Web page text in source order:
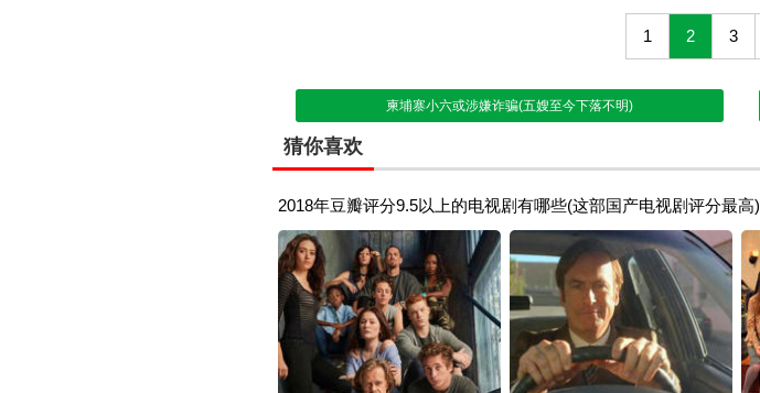
1 2 3
柬埔寨小六或涉嫌诈骗(五嫂至今下落不明)
猜你喜欢
2018年豆瓣评分9.5以上的电视剧有哪些(这部国产电视剧评分最高)